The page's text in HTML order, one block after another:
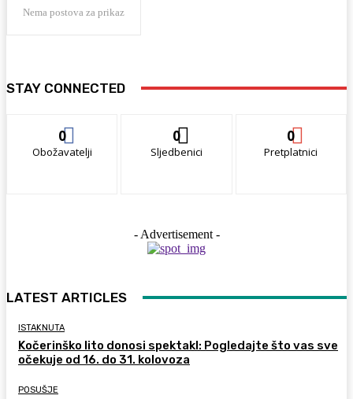
Nema postova za prikaz
STAY CONNECTED
0
Obožavatelji
0
Sljedbenici
0
Pretplatnici
- Advertisement -
LATEST ARTICLES
ISTAKNUTA
Kočerinško lito donosi spektakl: Pogledajte što vas sve
očekuje od 16. do 31. kolovoza
POSUŠJE